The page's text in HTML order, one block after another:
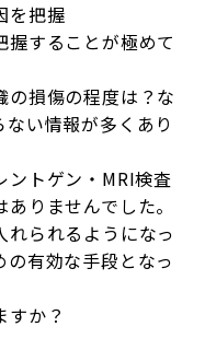
を把握
することが極めて
の損傷の程度は？な
い情報が多くあり
ントゲン・MRI検査
りませんでした。
られるようになっ
有効な手段となっ
すか？